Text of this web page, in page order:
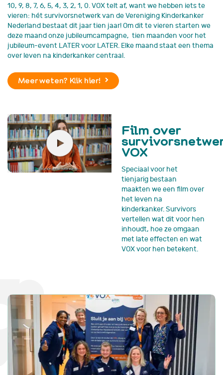
10, 9, 8, 7, 6, 5, 4, 3, 2, 1, 0. VOX telt af, want we hebben iets te
vieren: hét survivorsnetwerk van de Vereniging Kinderkanker
Nederland bestaat dit jaar tien jaar! Om dit te vieren starten we
deze maand onze jubileumcampagne, tien maanden voor het
jubileum-event LATER voor LATER. Elke maand staat een thema
over leven na kinderkanker centraal.
Meer weten? Klik hier!
Film over
VOX
Speciaal voor het
tienjarig bestaan
maakten we een film over
het leven na
kinderkanker. Survivors
vertellen wat dit voor hen
inhoudt, hoe ze omgaan
met late effecten en wat
VOX voor hen betekent.